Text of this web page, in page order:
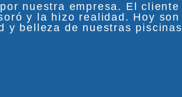
nuestra empresa. El cliente
y la hizo realidad. Hoy son
y belleza de nuestras piscinas